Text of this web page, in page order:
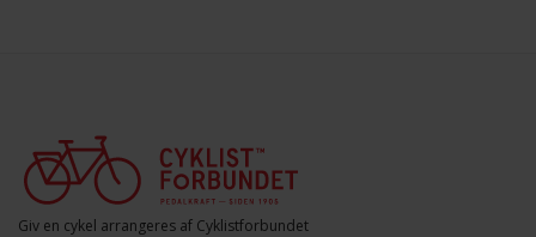
Giv en cykel arrangeres af Cyklistforbundet